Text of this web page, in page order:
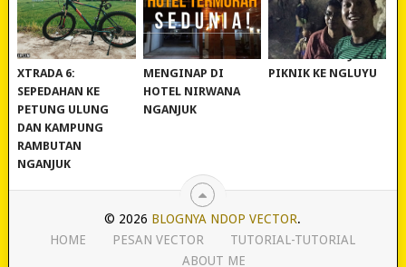
REVIEW POLYGON
XTRADA 6:
SEPEDAHAN KE
PETUNG ULUNG
DAN KAMPUNG
RAMBUTAN
NGANJUK
MURAH BANGET!
MENGINAP DI
HOTEL NIRWANA
NGANJUK
WISATA NGANJUK:
PIKNIK KE NGLUYU
© 2026 BLOGNYA NDOP VECTOR.
HOME
PESAN VECTOR
TUTORIAL-TUTORIAL
ABOUT ME